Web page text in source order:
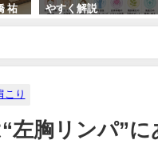
祐
やすく解説
こり
左胸リンパ”に